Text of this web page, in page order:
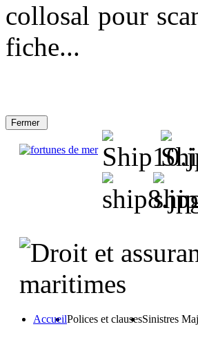
collosal pour
fiche...
AccueilPolices et clausesSinistres